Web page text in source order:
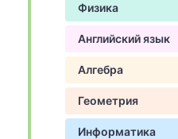
Физика
Английский язык
Алгебра
Геометрия
Информатика